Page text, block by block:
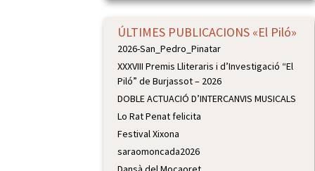
ÚLTIMES PUBLICACIONS «El Piló»
2026-San_Pedro_Pinatar
XXXVIII Premis Lliteraris i d’Investigació “El
Piló” de Burjassot – 2026
DOBLE ACTUACIÓ D’INTERCANVIS MUSICALS
Lo Rat Penat felicita
Festival Xixona
saraomoncada2026